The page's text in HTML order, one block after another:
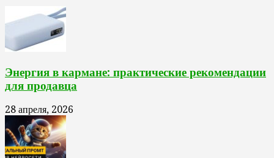
Энергия в кармане: практические рекомендации
для продавца
28 апреля, 2026